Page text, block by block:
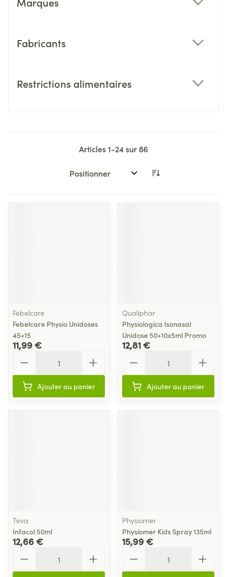
Fabricants
Restrictions alimentaires
Articles1-24sur86
Trier par:
Febelcare
Febelcare Physio Unidoses
45+15
11,99 €
Ajouter au panier
Qualiphar
Physiologica Isonasal
Unidose 50+10x5ml Promo
12,81 €
Ajouter au panier
Teva
Infacol 50ml
12,66 €
Physiomer
Physiomer Kids Spray 135ml
15,99 €